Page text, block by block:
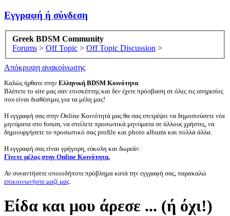
Εγγραφή ή σύνδεση
Greek BDSM Community
Forums > Off Topic > Off Topic Discussion >
Απόκρυψη ανακοίνωσης
Καλώς ήρθατε στην Ελληνική BDSM Κοινότητα.
Βλέπετε το site μας σαν επισκέπτης και δεν έχετε πρόσβαση σε όλες τις υπηρεσίες
που είναι διαθέσιμες για τα μέλη μας!
Η εγγραφή σας στην Online Κοινότητά μας θα σας επιτρέψει να δημοσιεύσετε νέα
μηνύματα στο forum, να στείλετε προσωπικά μηνύματα σε άλλους χρήστες, να
δημιουργήσετε το προσωπικό σας profile και photo albums και πολλά άλλα.
Η εγγραφή σας είναι γρήγορη, εύκολη και δωρεάν.
Γίνετε μέλος στην Online Κοινότητα.
Αν συναντήσετε οποιοδήποτε πρόβλημα κατά την εγγραφή σας, παρακαλώ
επικοινωνήστε μαζί μας.
Είδα και μου άρεσε ... (ή όχι!)